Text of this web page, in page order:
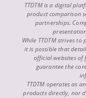
TTDTM is a digital
product comparison
partnerships.
While TTDTM strives
it is possible that
official websites of
guarantee the
TTDTM operates as
products directly, nor